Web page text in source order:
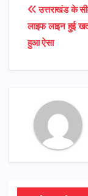
Post
उत्तराखंड के
लाइफ लाइन हुई
हुआ ऐसा